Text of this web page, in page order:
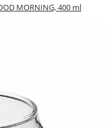
MORNING, 400 ml